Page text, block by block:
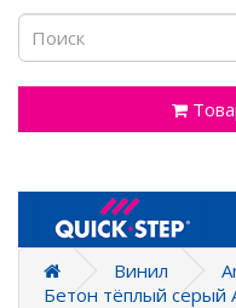
Винил
Бетон тёплый серый